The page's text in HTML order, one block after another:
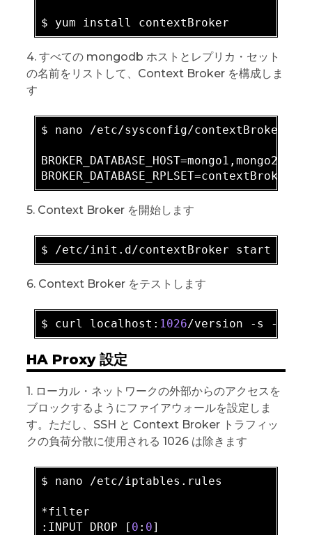
4. すべての mongodb ホストとレプリカ・セット
の名前をリストして、Context Broker を構成しま
す
$ nano /etc/sysconfig/contextBroker
5. Context Broker を開始します
6. Context Broker をテストします
$ curl localhost: 1026/version -s
HA Proxy 設定
1. ローカル・ネットワークの外部からのアクセスを
ブロックするようにファイアウォールを設定しま
す。ただし、SSH と Context Broker トラフィッ
クの負荷分散に使用される 1026 は除きます
$ nano /etc/iptables.rules
*filter
:INPUT DROP [ 0 : 0]